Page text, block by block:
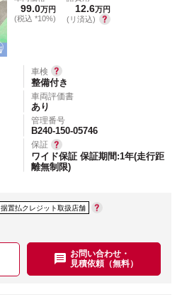
99.0万円
(税込 *10%)
12.6万円
(リ済込)
車検
整備付き
車両評価書
あり
管理番号
B240-150-05746
保証
ワイド保証 保証期間:1年(走行距
離無制限)
据置払クレジット取扱店舗
お問い合わせ・
見積依頼（無料）